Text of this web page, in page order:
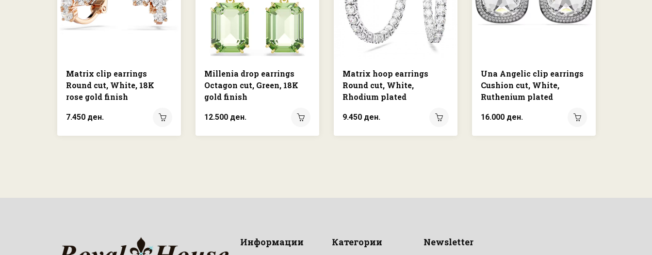
Matrix clip earrings
Round cut, White, 18K
rose gold finish
7.450 ден.
Millenia drop earrings
Octagon cut, Green, 18K
gold finish
12.500 ден.
Matrix hoop earrings
Round cut, White,
Rhodium plated
9.450 ден.
Una Angelic clip earrings
Cushion cut, White,
Ruthenium plated
16.000 ден.
Информации Категории Newsletter